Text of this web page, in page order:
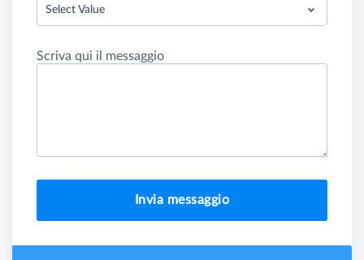
Select Value
Scriva qui il messaggio
Invia messaggio